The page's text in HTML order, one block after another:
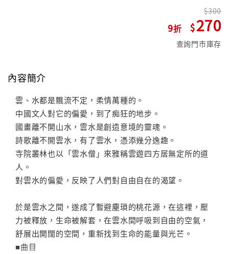
9
300
270
查詢門市庫存
內容簡介
雲、水都是飄流不定，柔情萬種的。
中國文人對它的偏愛，到了痴狂的地步。
國畫離不開山水，雲水是創造意境的靈魂。
詩歌離不開雲水，有了雲水，憑添幾分逸趣。
寺院叢林也以「雲水僧」來雅稱雲遊四方居無定所的道
人。
對雲水的偏愛，反映了人們對自由自在的渴望。
於是雲水之間，遂成了暫避塵瑣的桃花源，在這裡，壓
力被釋放，生命被解套，在雲水間呼吸到自由的空氣，
舒展出開闊的空間，重新找到生命的能量與光芒。
■曲目